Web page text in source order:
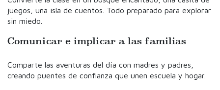
juegos, una isla de cuentos. Todo preparado para explorar
sin miedo.
Comunicar e implicar a las familias
Comparte las aventuras del día con madres y padres,
creando puentes de confianza que unen escuela y hogar.